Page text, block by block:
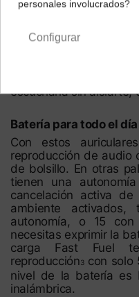
deseados con un
dinámicamente al
necesites oír el mundo
botón para cambiarte
Los micrófonos
escucharla sin aislarte,
Batería para todo el día
Con estos
reproducción de audio
de bolsillo. En otras
tienen una
cancelación activa
ambiente
autonomía, o 15
necesitas exprimir la
carga Fast Fuel
reproducción3con solo
nivel de la batería es
inalámbrica.
personales involucrados?
Configurar